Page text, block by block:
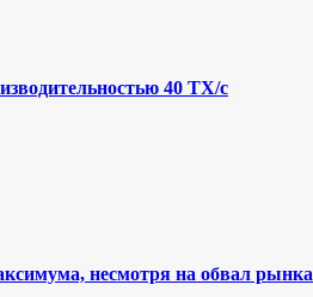
40 ТХ/с
несмотря на обвал рынка